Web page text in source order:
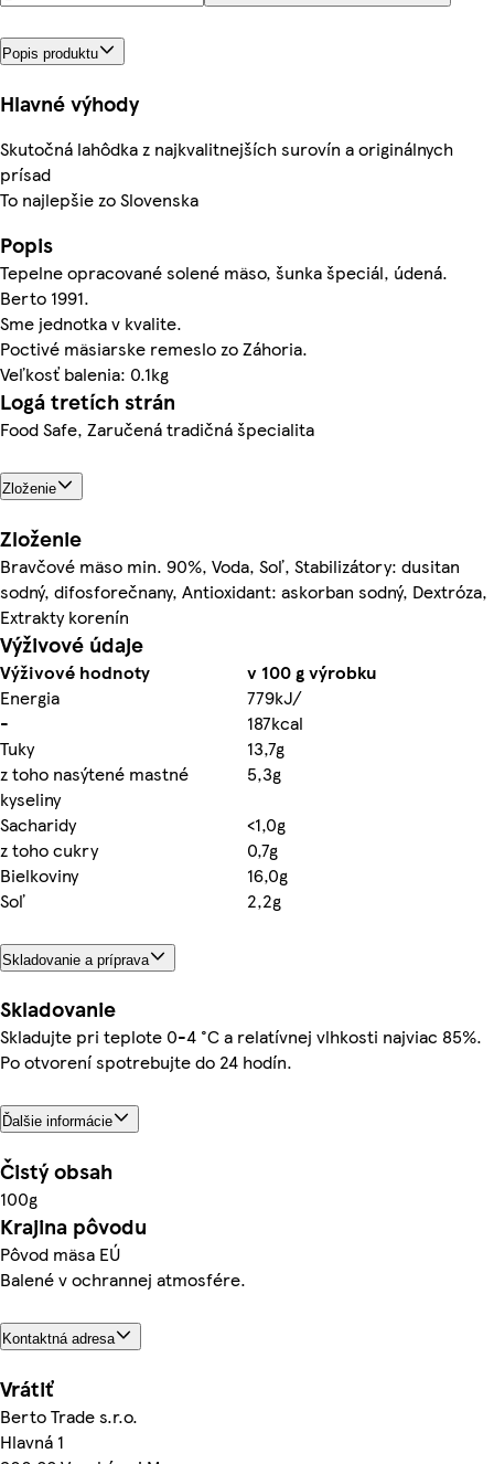
Popis produktu
Hlavné výhody
Skutočná lahôdka z najkvalitnejších surovín a originálnych
prísad
To najlepšie zo Slovenska
Popis
Tepelne opracované solené mäso, šunka špeciál, údená.
Berto 1991.
Sme jednotka v kvalite.
Poctivé mäsiarske remeslo zo Záhoria.
Veľkosť balenia: 0.1kg
Logá tretích strán
Food Safe, Zaručená tradičná špecialita
Zloženie
Zloženie
Bravčové mäso min. 90%, Voda, Soľ, Stabilizátory: dusitan
sodný, difosforečnany, Antioxidant: askorban sodný, Dextróza,
Extrakty korenín
Výživové údaje
Výživové hodnoty
v 100 g výrobku
Energia
779kJ/
-
187kcal
Tuky
13,7g
z toho nasýtené mastné
kyseliny
5,3g
Sacharidy
<1,0g
z toho cukry
0,7g
Bielkoviny
16,0g
Soľ
2,2g
Skladovanie a príprava
Skladovanie
Skladujte pri teplote 0-4 °C a relatívnej vlhkosti najviac 85%.
Po otvorení spotrebujte do 24 hodín.
Ďalšie informácie
Čistý obsah
100g
Krajina pôvodu
Pôvod mäsa EÚ
Balené v ochrannej atmosfére.
Kontaktná adresa
Vrátiť
Berto Trade s.r.o.
Hlavná 1